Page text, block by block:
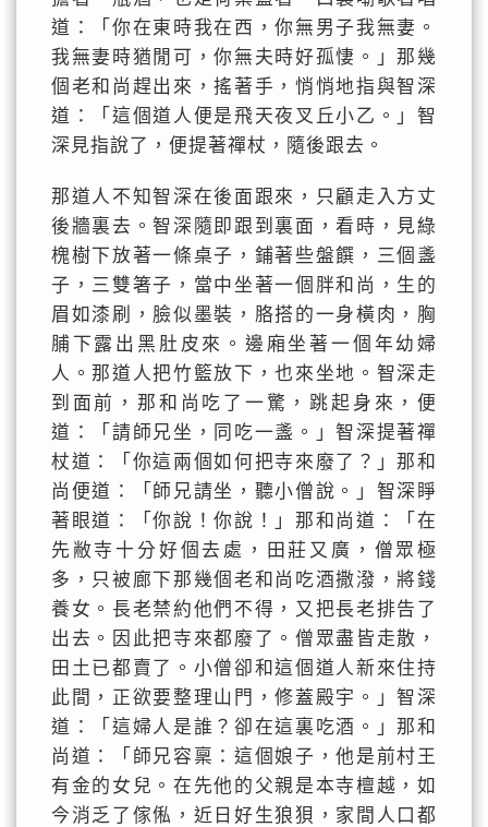
道：「你在東時我在西，你無男子我無妻。
我無妻時猶閒可，你無夫時好孤悽。」那幾
個老和尚趕出來，搖著手，悄悄地指與智深
道：「這個道人便是飛天夜叉丘小乙。」智
深見指說了，便提著禪杖，隨後跟去。
那道人不知智深在後面跟來，只顧走入方丈
後牆裏去。智深隨即跟到裏面，看時，見綠
槐樹下放著一條桌子，鋪著些盤饌，三個盞
子，三雙箸子，當中坐著一個胖和尚，生的
眉如漆刷，臉似墨裝，胳搭的一身橫肉，胸
脯下露出黑肚皮來。邊廂坐著一個年幼婦
人。那道人把竹籃放下，也來坐地。智深走
到面前，那和尚吃了一驚，跳起身來，便
道：「請師兄坐，同吃一盞。」智深提著禪
杖道：「你這兩個如何把寺來廢了？」那和
尚便道：「師兄請坐，聽小僧說。」智深睜
著眼道：「你說！你說！」那和尚道：「在
先敝寺十分好個去處，田莊又廣，僧眾極
多，只被廊下那幾個老和尚吃酒撒潑，將錢
養女。長老禁約他們不得，又把長老排告了
出去。因此把寺來都廢了。僧眾盡皆走散，
田土已都賣了。小僧卻和這個道人新來住持
此間，正欲要整理山門，修蓋殿宇。」智深
道：「這婦人是誰？卻在這裏吃酒。」那和
尚道：「師兄容稟：這個娘子，他是前村王
有金的女兒。在先他的父親是本寺檀越，如
今消乏了傢俬，近日好生狼狽，家間人口都